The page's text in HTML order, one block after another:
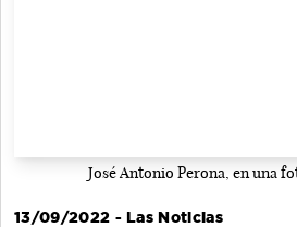
José Antonio Perona, en una
13/09/2022 - Las Noticias